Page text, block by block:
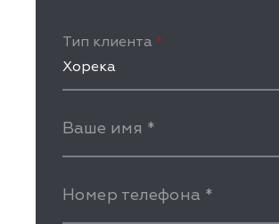
Тип клиента *
Хорека
Ваше имя *
Номер телефона *